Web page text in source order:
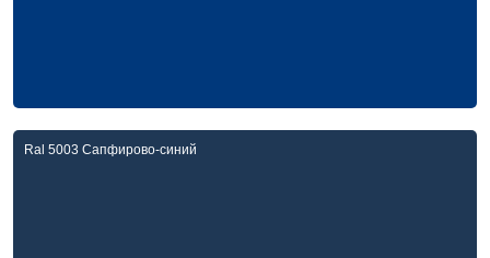
Ral 5003 Сапфирово-синий